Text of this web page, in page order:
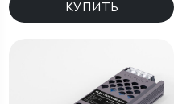
КУПИТЬ